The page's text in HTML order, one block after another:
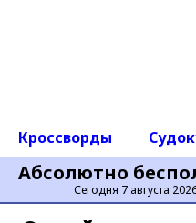
Абсолютно
Сегодня 7 августа
Кроссворды